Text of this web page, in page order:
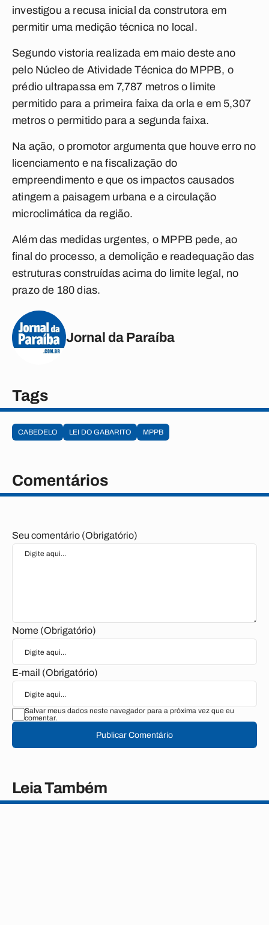
investigou a recusa inicial da construtora em
permitir uma medição técnica no local.
Segundo vistoria realizada em maio deste ano
pelo Núcleo de Atividade Técnica do MPPB, o
prédio ultrapassa em 7,787 metros o limite
permitido para a primeira faixa da orla e em 5,307
metros o permitido para a segunda faixa.
Na ação, o promotor argumenta que houve erro no
licenciamento e na fiscalização do
empreendimento e que os impactos causados
atingem a paisagem urbana e a circulação
microclimática da região.
Além das medidas urgentes, o MPPB pede, ao
final do processo, a demolição e readequação das
estruturas construídas acima do limite legal, no
prazo de 180 dias.
Jornal da Paraíba
Tags
CABEDELO LEI DO GABARITO MPPB
Comentários
Seu comentário (Obrigatório)
Nome (Obrigatório)
E-mail (Obrigatório)
Salvar meus dados neste navegador para a próxima vez que eu
comentar.
Publicar Comentário
Leia Também